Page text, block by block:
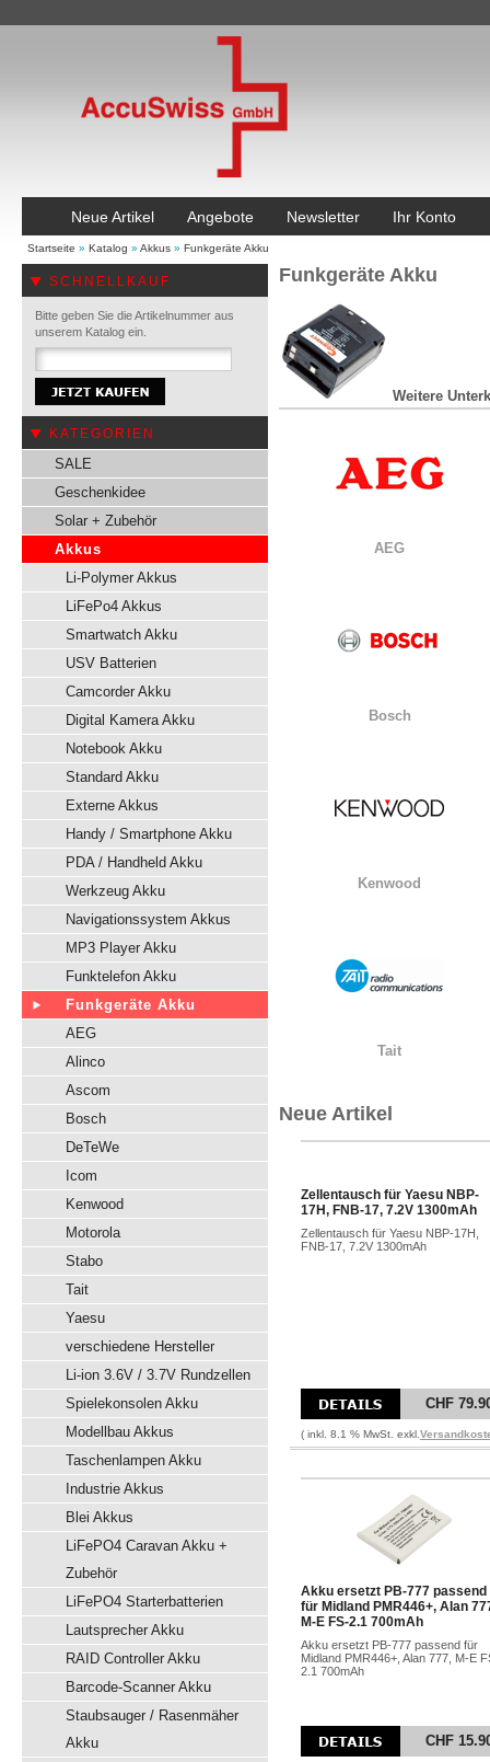
Neue Artikel Angebote Newsletter Ihr Konto
Startseite » Katalog » Akkus » Funkgeräte Akku
SCHNELLKAUF
Bitte geben Sie die Artikelnummer aus
unserem Katalog ein.
KATEGORIEN
SALE
Geschenkidee
Solar + Zubehör
Akkus
Li-Polymer Akkus
LiFePo4 Akkus
Smartwatch Akku
USV Batterien
Camcorder Akku
Digital Kamera Akku
Notebook Akku
Standard Akku
Externe Akkus
Handy / Smartphone Akku
PDA / Handheld Akku
Werkzeug Akku
Navigationssystem Akkus
MP3 Player Akku
Funktelefon Akku
Funkgeräte Akku
AEG
Alinco
Ascom
Bosch
DeTeWe
Icom
Kenwood
Motorola
Stabo
Tait
Yaesu
verschiedene Hersteller
Li-ion 3.6V / 3.7V Rundzellen
Spielekonsolen Akku
Modellbau Akkus
Taschenlampen Akku
Industrie Akkus
Blei Akkus
LiFePO4 Caravan Akku +
Zubehör
LiFePO4 Starterbatterien
Lautsprecher Akku
RAID Controller Akku
Barcode-Scanner Akku
Staubsauger / Rasenmäher
Akku
Funkgeräte Akku
Weitere
AEG
Bosch
Kenwood
Tait
Neue Artikel
Zellentausch für Yaesu NBP-
17H, FNB-17, 7.2V 1300mAh
Zellentausch für Yaesu NBP-17H,
FNB-17, 7.2V 1300mAh
CHF
( inkl. 8.1 % MwSt. exkl.
Akku ersetzt PB-777 passend
für Midland PMR446+, Alan
M-E FS-2.1 700mAh
Akku ersetzt PB-777 passend für
Midland PMR446+, Alan 777, M-E
2.1 700mAh
CHF